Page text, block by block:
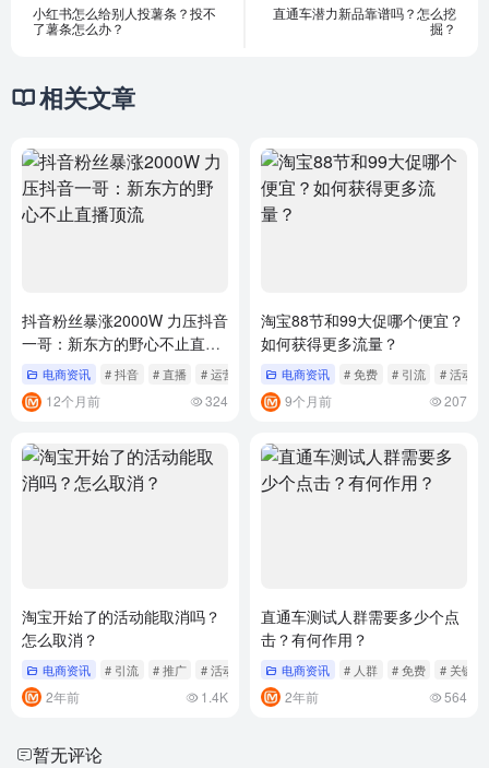
小红书怎么给别人投薯条？投不
了薯条怎么办？
直通车潜力新品靠谱吗？怎么挖
掘？
相关文章
抖音粉丝暴涨2000W 力压抖音
一哥：新东方的野心不止直播
顶流电商资讯 # 抖音 # 直播 # 运营
12个月前 324
淘宝88节和99大促哪个便宜？
如何获得更多流量？
电商资讯 # 免费 # 引流 # 活动
9个月前 207
淘宝开始了的活动能取消吗？
怎么取消？
电商资讯 # 引流 # 推广 # 活动
2年前 1.4K
直通车测试人群需要多少个点
击？有何作用？
电商资讯 # 人群 # 免费 # 关键词
2年前 564
暂无评论